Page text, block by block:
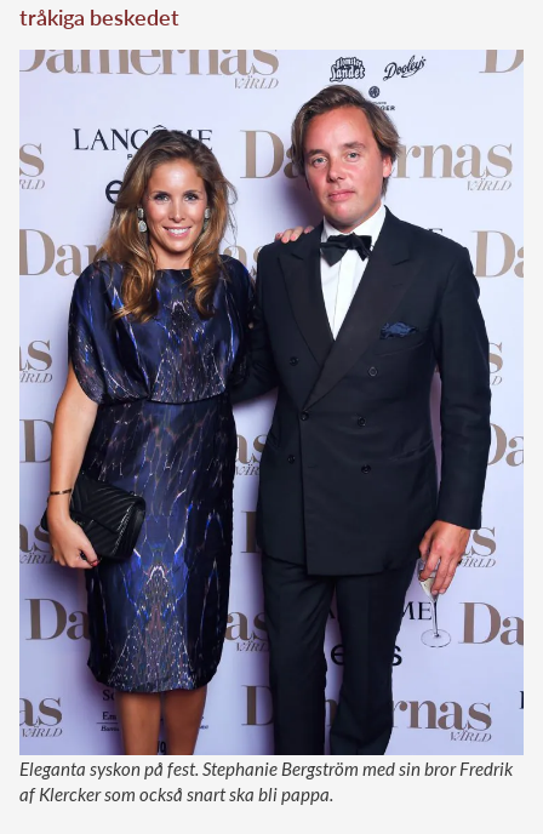
tråkiga beskedet
Eleganta syskon på fest. Stephanie Bergström med sin bror Fredrik
af Klercker som också snart ska bli pappa.